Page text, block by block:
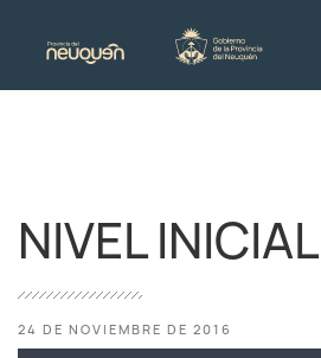
NIVEL INICIAL
24 DE NOVIEMBRE DE 2016